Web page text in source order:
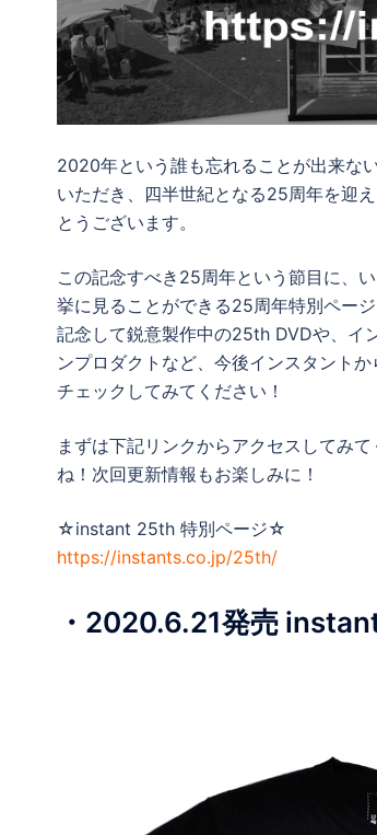
2020年という誰も忘れることが出来な
いただき、四半世紀となる25周年を迎
とうございます。
この記念すべき25周年という節目に、
挙に見ることができる25周年特別ペー
記念して鋭意製作中の25th DVDや、イ
ンプロダクトなど、今後インスタント
チェックしてみてください！
まずは下記リンクからアクセスしてみ
ね！次回更新情報もお楽しみに！
☆instant 25th 特別ページ☆
https://instants.co.jp/25th/
・2020.6.21発売